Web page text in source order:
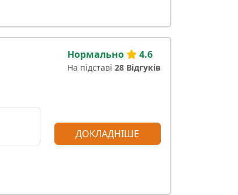
Нормально 4.6
На підставі 28 Відгуків
ДОКЛАДНІШЕ